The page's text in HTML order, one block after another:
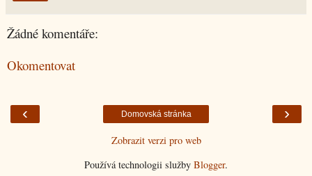
Žádné komentáře:
Okomentovat
‹ ›
Domovská stránka
Zobrazit verzi pro web
Používá technologii služby Blogger.